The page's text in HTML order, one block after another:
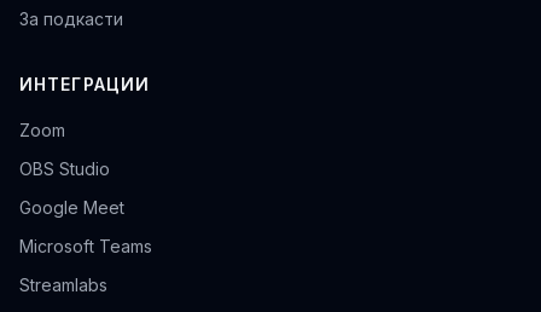
За подкасти
ИНТЕГРАЦИИ
Zoom
OBS Studio
Google Meet
Microsoft Teams
Streamlabs